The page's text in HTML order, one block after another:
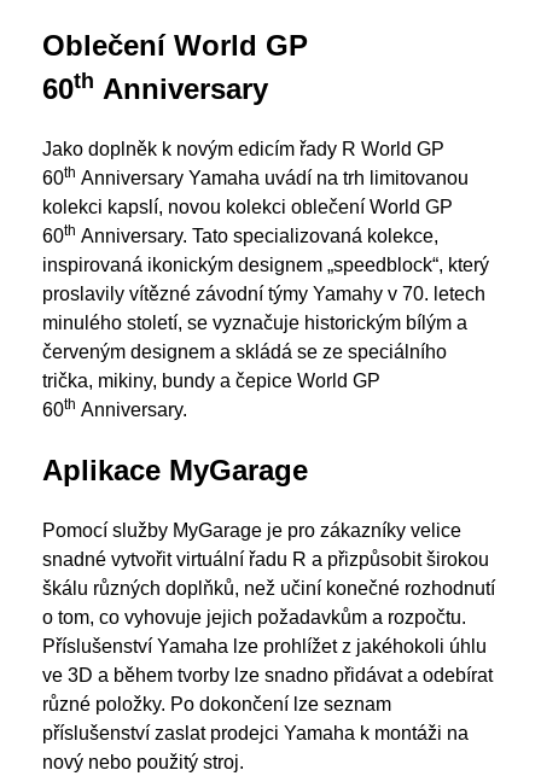
Oblečení World GP
60th Anniversary
Jako doplněk k novým edicím řady R World GP
60th Anniversary Yamaha uvádí na trh limitovanou
kolekci kapslí, novou kolekci oblečení World GP
60th Anniversary. Tato specializovaná kolekce,
inspirovaná ikonickým designem „speedblock“, který
proslavily vítězné závodní týmy Yamahy v 70. letech
minulého století, se vyznačuje historickým bílým a
červeným designem a skládá se ze speciálního
trička, mikiny, bundy a čepice World GP
60th Anniversary.
Aplikace MyGarage
Pomocí služby MyGarage je pro zákazníky velice
snadné vytvořit virtuální řadu R a přizpůsobit širokou
škálu různých doplňků, než učiní konečné rozhodnutí
o tom, co vyhovuje jejich požadavkům a rozpočtu.
Příslušenství Yamaha lze prohlížet z jakéhokoli úhlu
ve 3D a během tvorby lze snadno přidávat a odebírat
různé položky. Po dokončení lze seznam
příslušenství zaslat prodejci Yamaha k montáži na
nový nebo použitý stroj.